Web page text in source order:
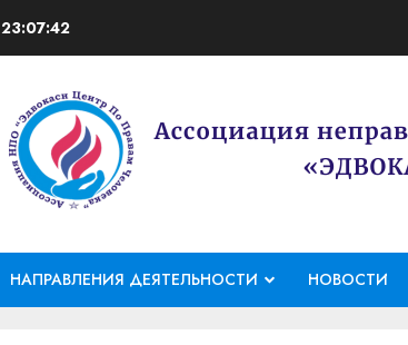
23:07:43
НАПРАВЛЕНИЯ ДЕЯТЕЛЬНОСТИ НОВОСТИ